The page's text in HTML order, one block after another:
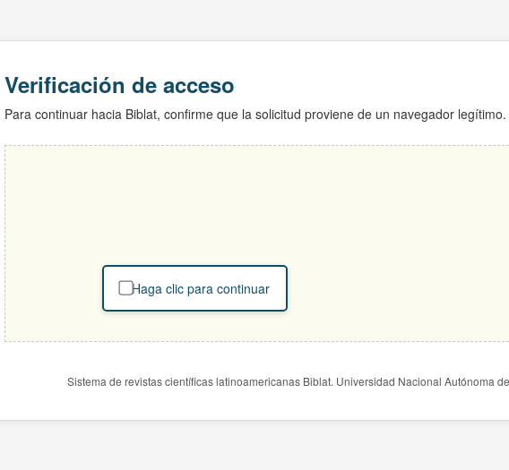
Verificación de acceso
Para continuar hacia Biblat, confirme que la solicitud proviene de un navegador legítimo.
Haga clic para continuar
Sistema de revistas científicas latinoamericanas Biblat. Universidad Nacional Autónoma